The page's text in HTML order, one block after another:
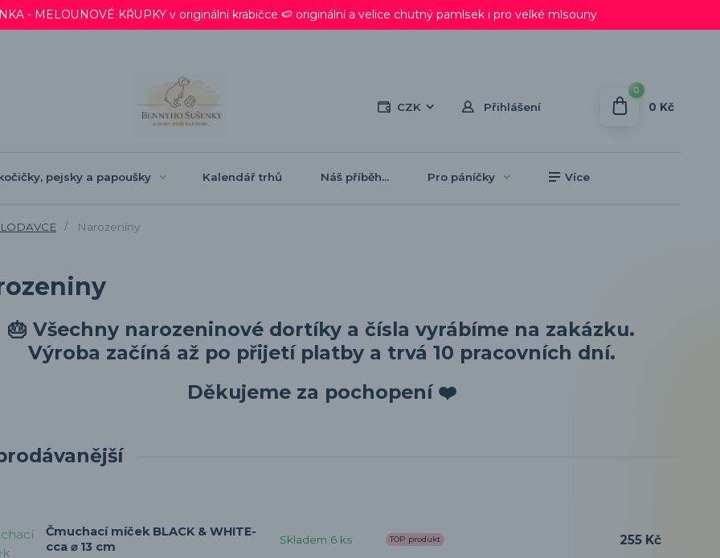
- MELOUNOVÉ KŘUPKY v originální krabičce 🍉 originální a velice chutný pamlsek i pro velké mlsouny
CZK Přihlášení
0
0 Kč
pejsky a papoušky Kalendář trhů Náš příběh... Pro páníčky Více
Narozeniny
🎂 Všechny narozeninové dortíky a čísla vyrábíme na zakázku.
Výroba začíná až po přijetí platby a trvá 10 pracovních dní.
Děkujeme za pochopení ❤️
Čmuchací míček BLACK & WHITE-
cca ⌀ 13 cm
Skladem 6 ks TOP produkt 255 Kč